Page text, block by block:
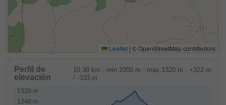
Leaflet | © OpenStreetMap contributors
Perfil de
elevación
10.38 km · min 1000 m · max 1320 m · +322 m
/ -333 m